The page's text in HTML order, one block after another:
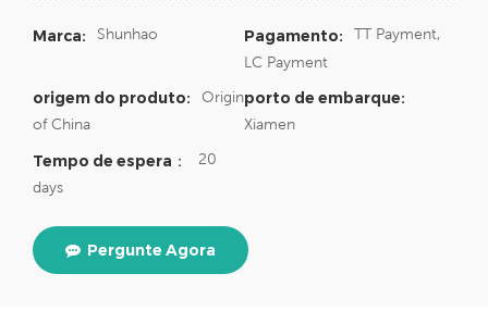
Marca: Shunhao Pagamento:
TT Payment,
LC Payment
origem do produto:
Origin
of China
porto de embarque:
Xiamen
Tempo de espera：
20
days
Pergunte Agora